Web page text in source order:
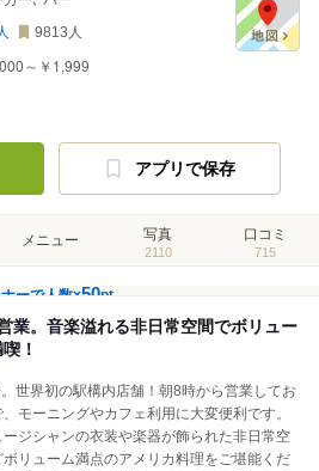
9813 人
～￥1,999
アプリで保存
メニュー 写真
2110
口コミ
715
ーで人数×50pt
業。音楽溢れる非日常空間でボリュー
！
世界初の駅構内店舗！朝8時から営業してお
モーニングやカフェ利用に大変便利です。
ジシャンの衣装や楽器が飾られた非日常空
リューム満点のアメリカ料理をご堪能くだ